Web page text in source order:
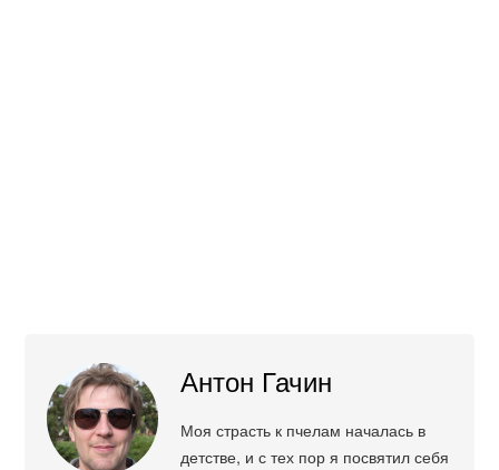
Антон Гачин
Моя страсть к пчелам началась в
детстве, и с тех пор я посвятил себя